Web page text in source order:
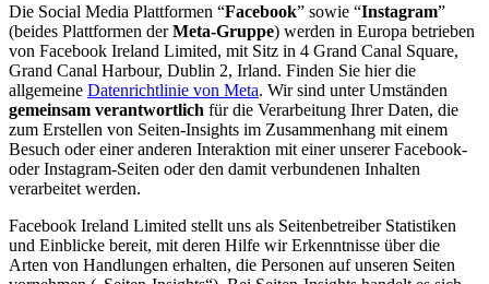
Die Social Media Plattformen “Facebook” sowie “Instagram”
(beides Plattformen derMeta-Gruppe) werden in Europa betrieben
von Facebook Ireland Limited, mit Sitz in 4 Grand Canal Square,
Grand Canal Harbour, Dublin 2, Irland. Finden Sie hier die
allgemeine Datenrichtlinie von Meta. Wir sind unter Umständen
gemeinsam verantwortlich für die Verarbeitung Ihrer Daten, die
zum Erstellen von Seiten-Insights im Zusammenhang mit einem
Besuch oder einer anderen Interaktion mit einer unserer Facebook-
oder Instagram-Seiten oder den damit verbundenen Inhalten
verarbeitet werden.
Facebook Ireland Limited stellt uns als Seitenbetreiber Statistiken
und Einblicke bereit, mit deren Hilfe wir Erkenntnisse über die
Arten von Handlungen erhalten, die Personen auf unseren Seiten